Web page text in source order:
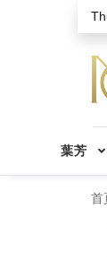
Skip to main
葉芳
首